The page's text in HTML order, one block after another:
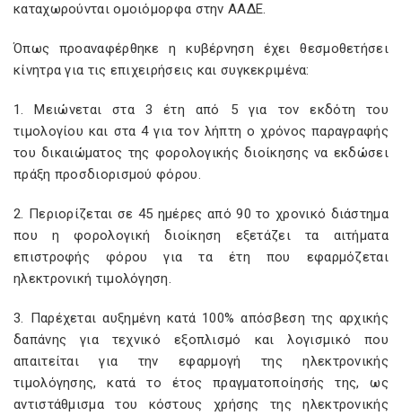
καταχωρούνται ομοιόμορφα στην ΑΑΔΕ.
Όπως προαναφέρθηκε η κυβέρνηση έχει θεσμοθετήσει
κίνητρα για τις επιχειρήσεις και συγκεκριμένα:
1. Μειώνεται στα 3 έτη από 5 για τον εκδότη του
τιμολογίου και στα 4 για τον λήπτη ο χρόνος παραγραφής
του δικαιώματος της φορολογικής διοίκησης να εκδώσει
πράξη προσδιορισμού φόρου.
2. Περιορίζεται σε 45 ημέρες από 90 το χρονικό διάστημα
που η φορολογική διοίκηση εξετάζει τα αιτήματα
επιστροφής φόρου για τα έτη που εφαρμόζεται
ηλεκτρονική τιμολόγηση.
3. Παρέχεται αυξημένη κατά 100% απόσβεση της αρχικής
δαπάνης για τεχνικό εξοπλισμό και λογισμικό που
απαιτείται για την εφαρμογή της ηλεκτρονικής
τιμολόγησης, κατά το έτος πραγματοποίησής της, ως
αντιστάθμισμα του κόστους χρήσης της ηλεκτρονικής